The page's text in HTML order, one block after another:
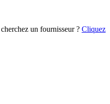
un fournisseur ? Cliquez